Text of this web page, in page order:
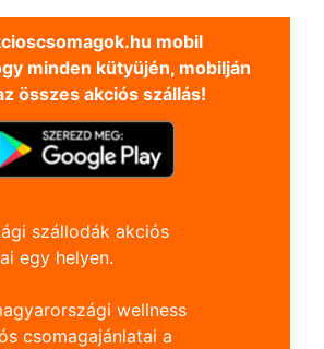
mobil
minden kütyüjén, mobilján
összes akciós szállás!
szállodák akciós
egy helyen.
wellness
csomagajánlatai a